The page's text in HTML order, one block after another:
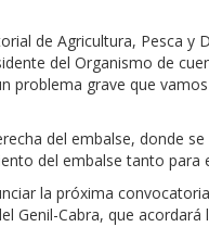
de Agricultura, Pesca y
del Organismo de
grave que
del embalse, donde
del embalse tanto
la próxima
Genil-Cabra, que